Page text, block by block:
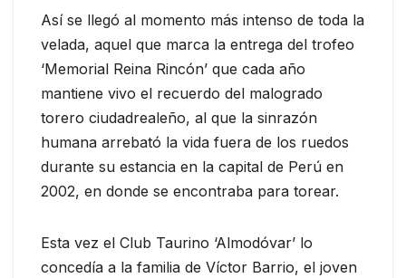
Así se llegó al momento más intenso de toda la
velada, aquel que marca la entrega del trofeo
‘Memorial Reina Rincón’ que cada año
mantiene vivo el recuerdo del malogrado
torero ciudadrealeño, al que la sinrazón
humana arrebató la vida fuera de los ruedos
durante su estancia en la capital de Perú en
2002, en donde se encontraba para torear.
Esta vez el Club Taurino ‘Almodóvar’ lo
concedía a la familia de Víctor Barrio, el joven